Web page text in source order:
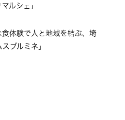
ルシェ」
体験で人と地域を結ぶ、埼
ブルミネ」